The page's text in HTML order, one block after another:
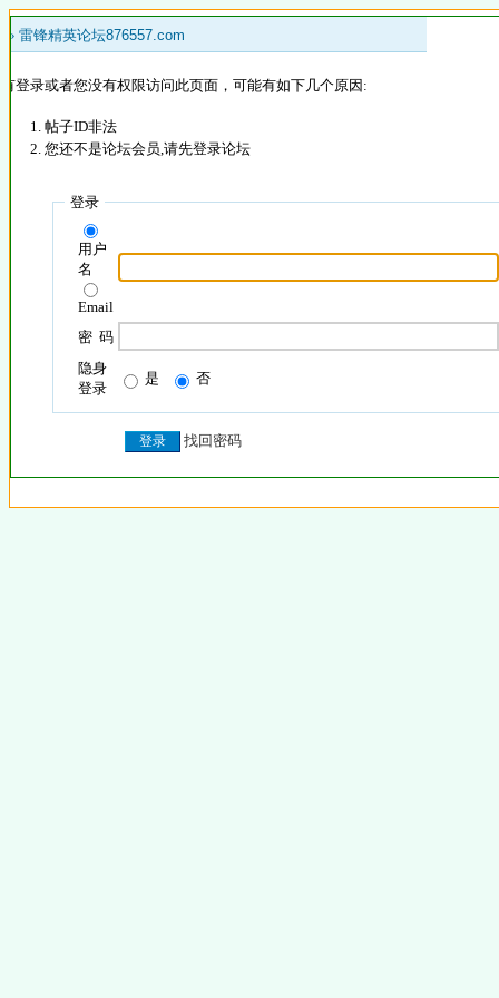
» 雷锋精英论坛876557.com
登录或者您没有权限访问此页面，可能有如下几个原因:
帖子ID非法
您还不是论坛会员,请先登录论坛
登录
用户
名
Email
密 码
隐身
登录
是 否
找回密码